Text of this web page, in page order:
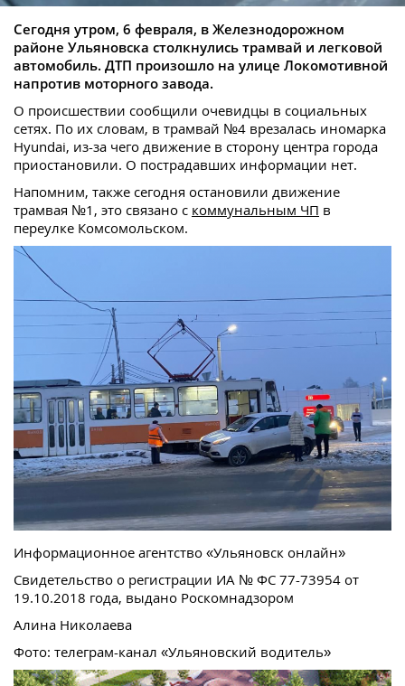
Сегодня утром, 6 февраля, в Железнодорожном
районе Ульяновска столкнулись трамвай и легковой
автомобиль. ДТП произошло на улице Локомотивной
напротив моторного завода.
О происшествии сообщили очевидцы в социальных
сетях. По их словам, в трамвай №4 врезалась иномарка
Hyundai, из-за чего движение в сторону центра города
приостановили. О пострадавших информации нет.
Напомним, также сегодня остановили движение
трамвая №1, это связано с коммунальным ЧП в
переулке Комсомольском.
Информационное агентство «Ульяновск онлайн»
Свидетельство о регистрации ИА № ФС 77-73954 от
19.10.2018 года, выдано Роскомнадзором
Алина Николаева
Фото: телеграм-канал «Ульяновский водитель»